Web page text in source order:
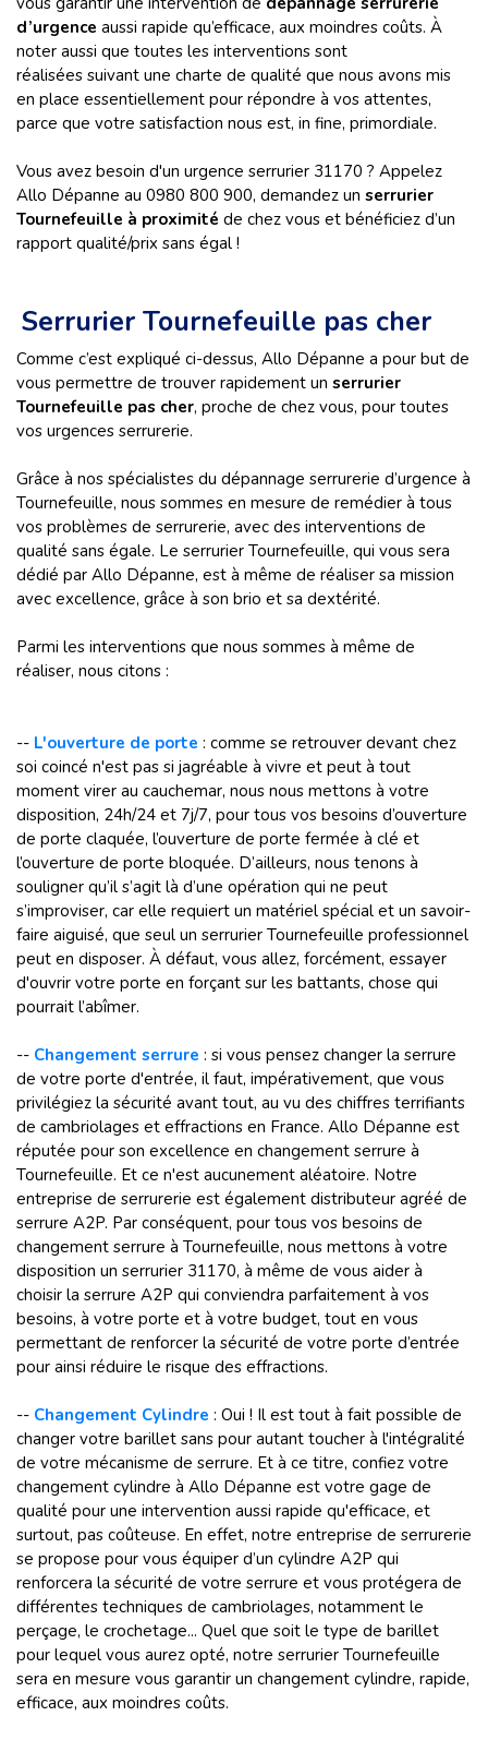
d’urgence aussi rapide qu’efficace, aux moindres coûts. À
noter aussi que toutes les interventions sont
réalisées suivant une charte de qualité que nous avons mis
en place essentiellement pour répondre à vos attentes,
parce que votre satisfaction nous est, in fine, primordiale.
Vous avez besoin d'un urgence serrurier 31170 ? Appelez
Allo Dépanne au 0980 800 900, demandez un serrurier
Tournefeuille à proximité de chez vous et bénéficiez d’un
rapport qualité/prix sans égal !
Serrurier Tournefeuille pas cher
Comme c’est expliqué ci-dessus, Allo Dépanne a pour but de
vous permettre de trouver rapidement un serrurier
Tournefeuille pas cher, proche de chez vous, pour toutes
vos urgences serrurerie.
Grâce à nos spécialistes du dépannage serrurerie d’urgence à
Tournefeuille, nous sommes en mesure de remédier à tous
vos problèmes de serrurerie, avec des interventions de
qualité sans égale. Le serrurier Tournefeuille, qui vous sera
dédié par Allo Dépanne, est à même de réaliser sa mission
avec excellence, grâce à son brio et sa dextérité.
Parmi les interventions que nous sommes à même de
réaliser, nous citons :
-- L'ouverture de porte : comme se retrouver devant chez
soi coincé n'est pas si jagréable à vivre et peut à tout
moment virer au cauchemar, nous nous mettons à votre
disposition, 24h/24 et 7j/7, pour tous vos besoins d’ouverture
de porte claquée, l’ouverture de porte fermée à clé et
l’ouverture de porte bloquée. D’ailleurs, nous tenons à
souligner qu’il s’agit là d’une opération qui ne peut
s’improviser, car elle requiert un matériel spécial et un savoir-
faire aiguisé, que seul un serrurier Tournefeuille professionnel
peut en disposer. À défaut, vous allez, forcément, essayer
d'ouvrir votre porte en forçant sur les battants, chose qui
pourrait l’abîmer.
-- Changement serrure : si vous pensez changer la serrure
de votre porte d'entrée, il faut, impérativement, que vous
privilégiez la sécurité avant tout, au vu des chiffres terrifiants
de cambriolages et effractions en France. Allo Dépanne est
réputée pour son excellence en changement serrure à
Tournefeuille. Et ce n'est aucunement aléatoire. Notre
entreprise de serrurerie est également distributeur agréé de
serrure A2P. Par conséquent, pour tous vos besoins de
changement serrure à Tournefeuille, nous mettons à votre
disposition un serrurier 31170, à même de vous aider à
choisir la serrure A2P qui conviendra parfaitement à vos
besoins, à votre porte et à votre budget, tout en vous
permettant de renforcer la sécurité de votre porte d’entrée
pour ainsi réduire le risque des effractions.
-- Changement Cylindre : Oui ! Il est tout à fait possible de
changer votre barillet sans pour autant toucher à l'intégralité
de votre mécanisme de serrure. Et à ce titre, confiez votre
changement cylindre à Allo Dépanne est votre gage de
qualité pour une intervention aussi rapide qu'efficace, et
surtout, pas coûteuse. En effet, notre entreprise de serrurerie
se propose pour vous équiper d’un cylindre A2P qui
renforcera la sécurité de votre serrure et vous protégera de
différentes techniques de cambriolages, notamment le
perçage, le crochetage... Quel que soit le type de barillet
pour lequel vous aurez opté, notre serrurier Tournefeuille
sera en mesure vous garantir un changement cylindre, rapide,
efficace, aux moindres coûts.